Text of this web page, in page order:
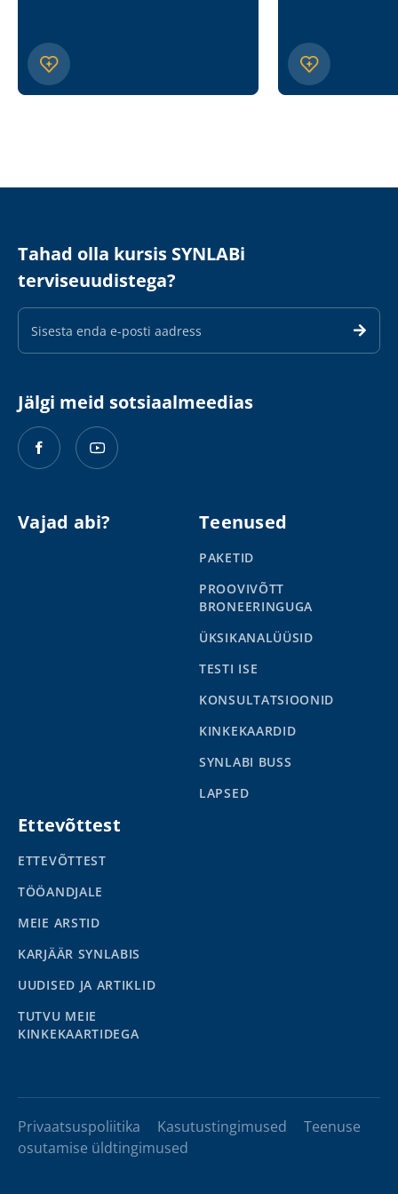
Tahad olla kursis SYNLABi
terviseuudistega?
E-
maili
aadress
Jälgi meid sotsiaalmeedias
Vajad abi? Teenused
PAKETID
PROOVIVÕTT
BRONEERINGUGA
ÜKSIKANALÜÜSID
TESTI ISE
KONSULTATSIOONID
KINKEKAARDID
SYNLABI BUSS
LAPSED
Ettevõttest
ETTEVÕTTEST
TÖÖANDJALE
MEIE ARSTID
KARJÄÄR SYNLABIS
UUDISED JA ARTIKLID
TUTVU MEIE
KINKEKAARTIDEGA
Privaatsuspoliitika Kasutustingimused
Teenuse
osutamise üldtingimused